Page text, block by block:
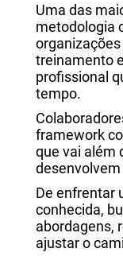
Uma das
metodologia
treinamento
profissional
tempo.
framework
que vai além
De enfrentar
conhecida,
abordagens,
ajustar o